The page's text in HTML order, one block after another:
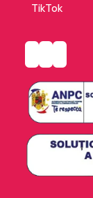
TikTok